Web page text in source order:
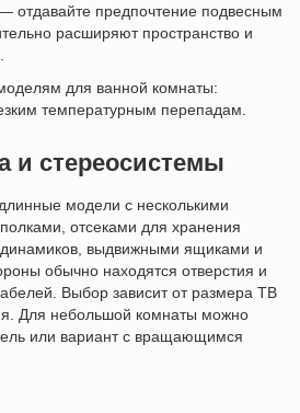
отдавайте предпочтение подвесным
расширяют пространство и
для ванной комнаты:
температурным перепадам.
и стереосистемы
модели с несколькими
отсеками для хранения
выдвижными ящиками и
обычно находятся отверстия и
Выбор зависит от размера ТВ
Для небольшой комнаты можно
или вариант с вращающимся